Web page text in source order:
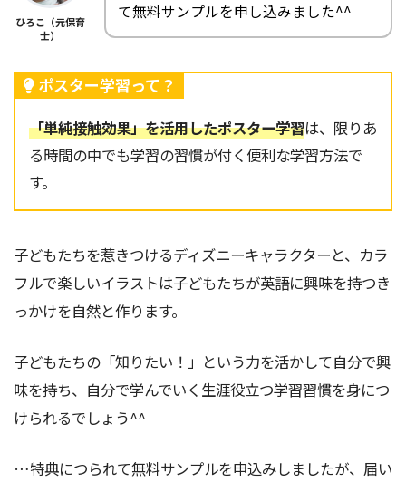
ひろこ（元保育
士）
て無料サンプルを申し込みました^^
ポスター学習って？
「単純接触効果」を活用したポスター学習は、限りあ
る時間の中でも学習の習慣が付く便利な学習方法で
す。
子どもたちを惹きつけるディズニーキャラクターと、カラ
フルで楽しいイラストは子どもたちが英語に興味を持つき
っかけを自然と作ります。
子どもたちの「知りたい！」という力を活かして自分で興
味を持ち、自分で学んでいく生涯役立つ学習習慣を身につ
けられるでしょう^^
…特典につられて無料サンプルを申込みしましたが、届い